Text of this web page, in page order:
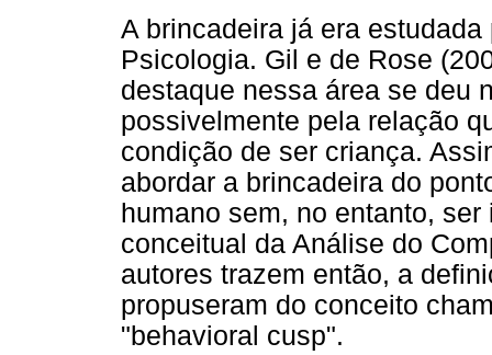
A brincadeira já era
Psicologia. Gil e de Rose
destaque nessa área se deu
possivelmente pela relação
condição de ser criança.
abordar a brincadeira do
humano sem, no entanto,
conceitual da Análise do
autores trazem então, a
propuseram do conceito
"behavioral cusp".